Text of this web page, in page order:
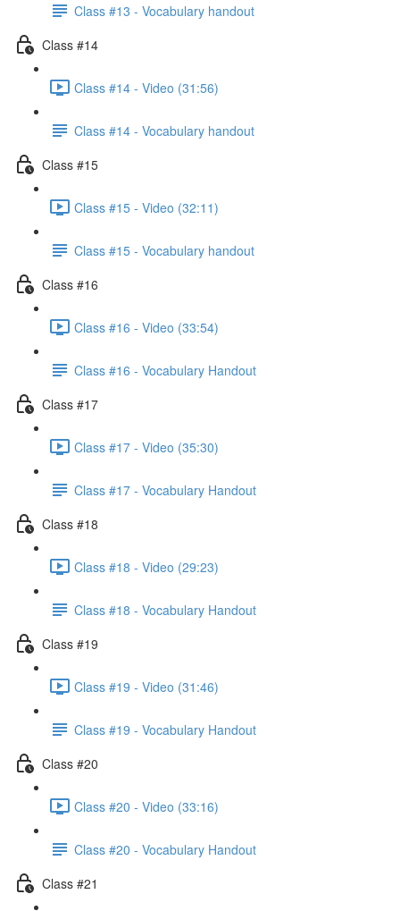
Class #13 - Vocabulary handout
Class #14
Class #14 - Video (31:56)
Class #14 - Vocabulary handout
Class #15
Class #15 - Video (32:11)
Class #15 - Vocabulary handout
Class #16
Class #16 - Video (33:54)
Class #16 - Vocabulary Handout
Class #17
Class #17 - Video (35:30)
Class #17 - Vocabulary Handout
Class #18
Class #18 - Video (29:23)
Class #18 - Vocabulary Handout
Class #19
Class #19 - Video (31:46)
Class #19 - Vocabulary Handout
Class #20
Class #20 - Video (33:16)
Class #20 - Vocabulary Handout
Class #21